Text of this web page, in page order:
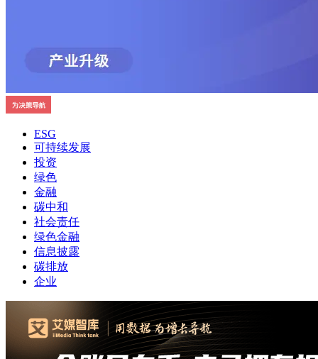
ESG
可持续发展
投资
绿色
金融
碳中和
社会责任
绿色金融
信息披露
碳排放
企业